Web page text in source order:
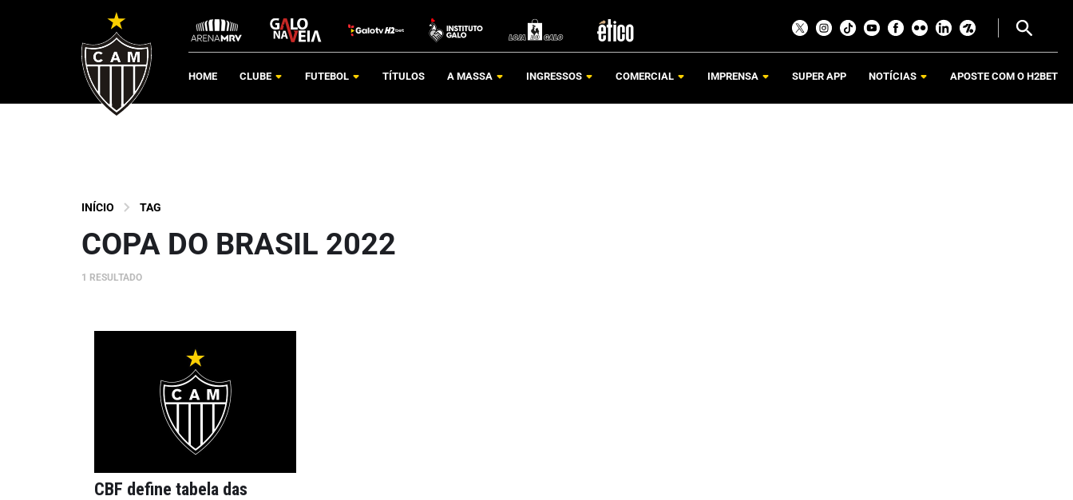
HOME CLUBE FUTEBOL TÍTULOS A MASSA INGRESSOS COMERCIAL IMPRENSA SUPER APP NOTÍCIAS APOSTE COM O H2BET
INÍCIO TAG
COPA DO BRASIL 2022
1 RESULTADO
CBF define tabela das